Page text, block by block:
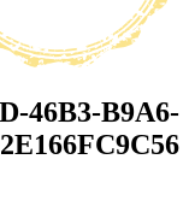
46B3-B9A6-